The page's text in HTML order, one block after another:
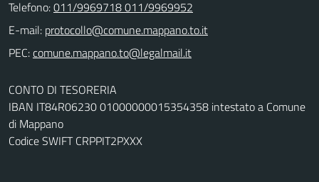
Telefono:011/9969718 011/9969952
E-mail:
PEC:
CONTO DI TESORERIA
IBAN IT84R06230 01000000015354358 intestato a Comune
di Mappano
Codice SWIFT CRPPIT2PXXX